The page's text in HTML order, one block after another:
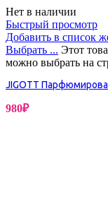
Нет в наличии
Быстрый просмотр
Добавить в список
Выбрать ... Этот
можно выбрать на
JIGOTT
980₽